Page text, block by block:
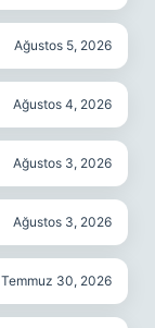
Ağustos 5, 2026
Ağustos 4, 2026
Ağustos 3, 2026
Ağustos 3, 2026
Temmuz 30, 2026